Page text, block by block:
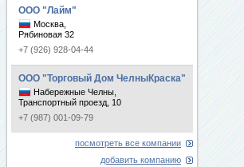
ООО "Лайм"
Москва,
Рябиновая 32
+7 (926) 928-04-44
ООО "Торговый Дом ЧелныКраска"
Набережные Челны,
Транспортный проезд, 10
+7 (987) 001-09-79
посмотреть все компании
добавить компанию